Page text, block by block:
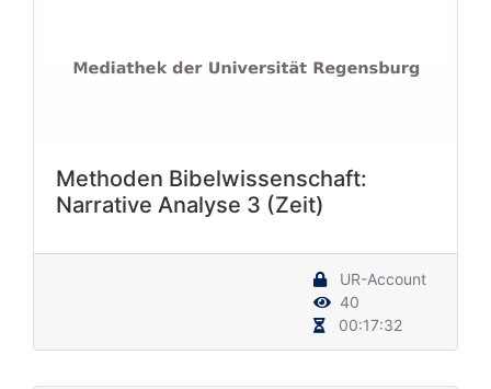
Methoden Bibelwissenschaft:
Narrative Analyse 3 (Zeit)
UR-Account
40
00:17:32